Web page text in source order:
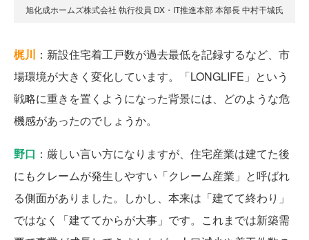
旭化成ホームズ株式会社 執行役員 DX・IT推進本部 本部長 中村干城氏
梶川 ：新設住宅着工戸数が過去最低を記録するなど、市
場環境が大きく変化しています。「LONGLIFE」という
戦略に重きを置くようになった背景には、どのような危
機感があったのでしょうか。
野口 ：厳しい言い方になりますが、住宅産業は建てた後
にもクレームが発生しやすい「クレーム産業」と呼ばれ
る側面がありました。しかし、本来は「建てて終わり」
ではなく「建ててからが大事」です。これまでは新築需